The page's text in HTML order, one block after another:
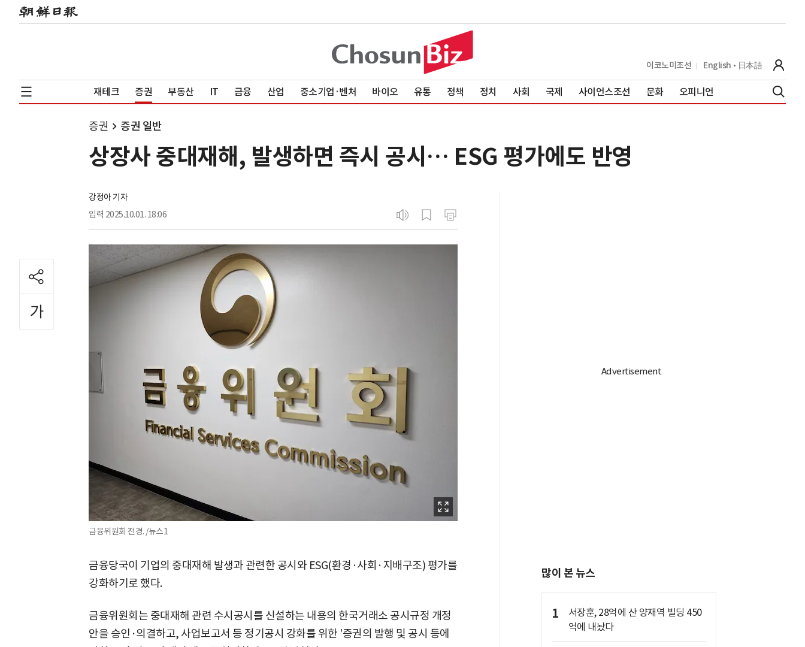
이코노미조선 English 日本語
재테크 증권 부동산 IT 금융 산업 중소기업·벤처 바이오 유통 정책 정치 사회 국제 사이언스조선 문화 오피니언
증권 증권 일반
상장사 중대재해, 발생하면 즉시 공시… ESG 평가에도 반영
강정아 기자
입력 2025.10.01. 18:06
금융위원회 전경. /뉴스1
금융당국이 기업의 중대재해 발생과 관련한 공시와 ESG(환경·사회·지배구조) 평가를
강화하기로 했다.
금융위원회는 중대재해 관련 수시공시를 신설하는 내용의 한국거래소 공시규정 개정
안을 승인·의결하고, 사업보고서 등 정기공시 강화를 위한 '증권의 발행 및 공시 등에
많이 본 뉴스
1
서장훈, 28억에 산 양재역 빌딩 450
억에 내놨다